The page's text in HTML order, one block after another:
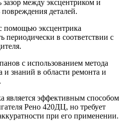
зазор между эксцентриком и
деталей.
помощью эксцентрика
периодически в соответствии с
с использованием метода
и знаний в области ремонта и
является эффективным способом
Рено 420ДЦ, но требует
при его применении.